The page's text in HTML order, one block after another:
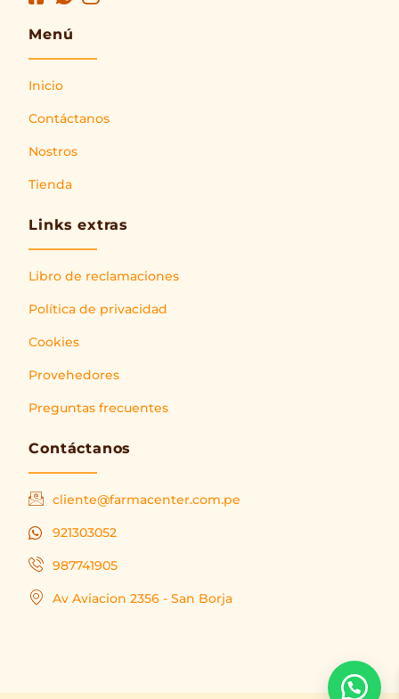
Menú
Inicio
Contáctanos
Nostros
Tienda
Links extras
Libro de reclamaciones
Política de privacidad
Cookies
Provehedores
Preguntas frecuentes
Contáctanos
cliente@farmacenter.com.pe
921303052
987741905
Av Aviacion 2356 - San Borja